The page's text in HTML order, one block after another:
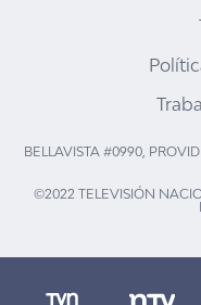
BELLAVISTA #0990,
©2022 TELEVISIÓN